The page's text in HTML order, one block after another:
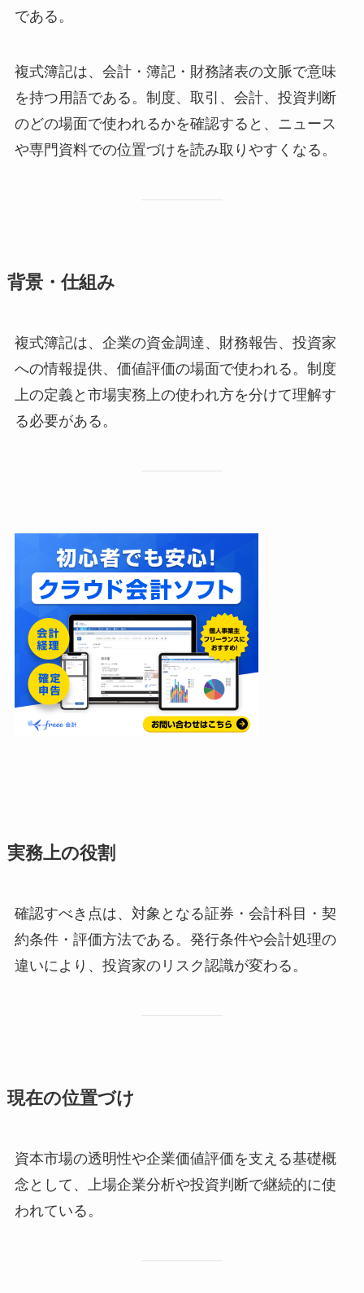
である。
複式簿記は、会計・簿記・財務諸表の文脈で意味
を持つ用語である。制度、取引、会計、投資判断
のどの場面で使われるかを確認すると、ニュース
や専門資料での位置づけを読み取りやすくなる。
背景・仕組み
複式簿記は、企業の資金調達、財務報告、投資家
への情報提供、価値評価の場面で使われる。制度
上の定義と市場実務上の使われ方を分けて理解す
る必要がある。
実務上の役割
確認すべき点は、対象となる証券・会計科目・契
約条件・評価方法である。発行条件や会計処理の
違いにより、投資家のリスク認識が変わる。
現在の位置づけ
資本市場の透明性や企業価値評価を支える基礎概
念として、上場企業分析や投資判断で継続的に使
われている。